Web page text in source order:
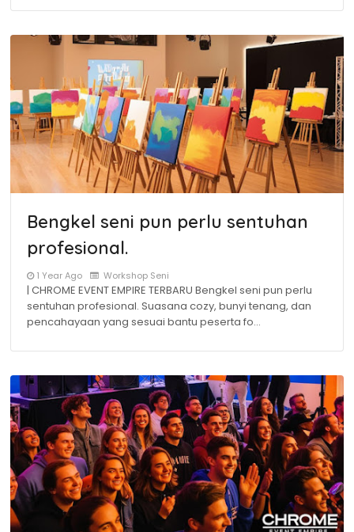
Bengkel seni pun perlu sentuhan
profesional.
1 Year Ago Workshop Seni
| CHROME EVENT EMPIRE TERBARU Bengkel seni pun perlu
sentuhan profesional. Suasana cozy, bunyi tenang, dan
pencahayaan yang sesuai bantu peserta fo…